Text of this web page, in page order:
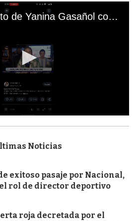
El mal momento de Yanina Gasañol con un hincha argentino en "Subrayado"
Noticias
exitoso pasaje por Nacional,
el rol de director deportivo
roja decretada por el